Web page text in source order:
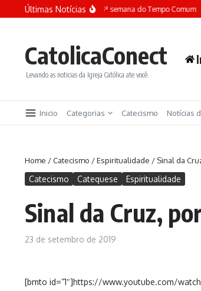
Ir para o conteúdo
Últimas Notícias
Terça-feira da 13ª semana do Tempo Comum
CatolicaConect
Levando as noticias da Igreja Católica ate você.
Inicio Categorias Catecismo Notícias
Home /Catecismo /Espiritualidade / Sinal da
Catecismo Catequese Espiritualidade
Sinal da Cruz,
23 de setembro de 2019
[bmto id=”1″]https://www.youtube.com/